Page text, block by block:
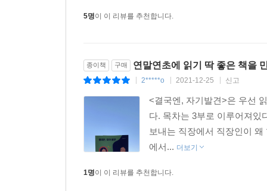
5명이 이 리뷰를 추천합니다.
종이책 구매 연말연초에 읽기 딱 좋은 책을
2*****o 2021-12-25 신고
<결국엔, 자기발견>은 우선
다. 목차는 3부로 이루어져있
보내는 직장에서 직장인이
에서... 더보기
1명이 이 리뷰를 추천합니다.